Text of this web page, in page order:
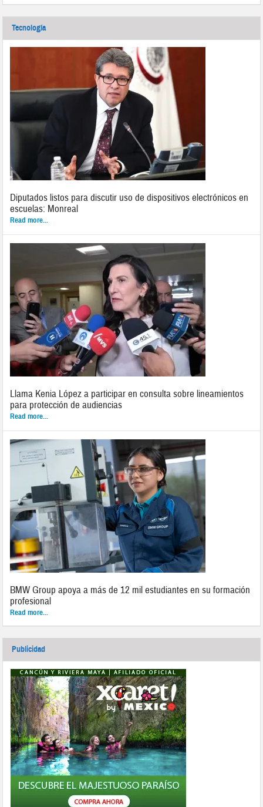
Tecnología
Diputados listos para discutir uso de dispositivos electrónicos en
escuelas: Monreal
Read more...
Llama Kenia López a participar en consulta sobre lineamientos
para protección de audiencias
Read more...
BMW Group apoya a más de 12 mil estudiantes en su formación
profesional
Read more...
Publicidad